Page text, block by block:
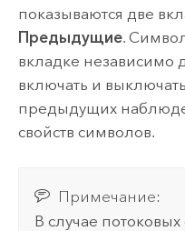
показываются две
Предыдущие.
вкладке независимо
включать и
предыдущих
свойств символов.
Примечание:
В случае